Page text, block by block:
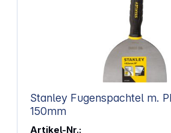
Stanley Fugenspachtel m.
150mm
Artikel-Nr.: